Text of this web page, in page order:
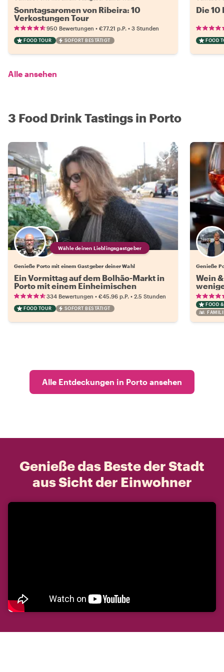
Sonntagsaromen von Ribeira: 10
Verkostungen Tour
950 Bewertungen • €77.21 p.P. • 3 Stunden
FOOD TOUR SOFORT BESTÄTIGT
Die 10
FOOD
Alle ansehen
3 Food Drink Tastings in Porto
Wähle deinen Lieblingsgastgeber
Genieße Porto mit einem Gastgeber deiner Wahl
Ein Vormittag auf dem Bolhão-Markt in
Porto mit einem Einheimischen
334 Bewertungen • €45.96 p.P. • 2.5 Stunden
FOOD TOUR SOFORT BESTÄTIGT
Genieße
Wein
FOOD
Alle Entdeckungen in Porto ansehen
Genieße das Beste der Stadt
aus Sicht der Einwohner